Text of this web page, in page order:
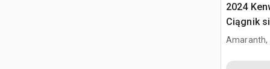
2024
Ciągnik
kabiną
Amaranth,